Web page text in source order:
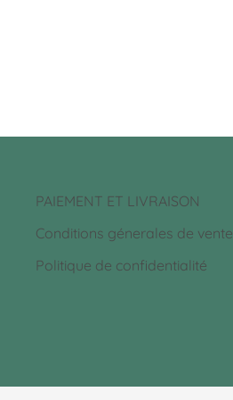
PAIEMENT ET LIVRAISON
Conditions génerales de vente
Politique de confidentialité